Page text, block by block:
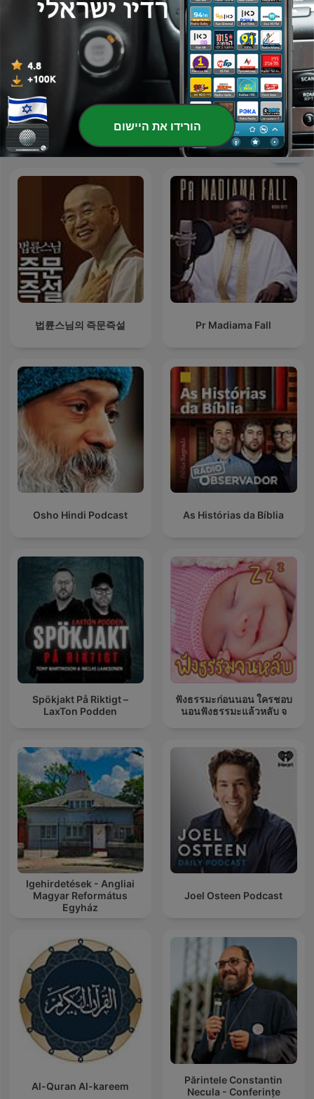
Dante Gebel Live סיפורי תנ”ך לילדים
פודקאסטים בינלאומיים בנושא דת ורוחניות
Pr Madiama Fall
법륜스님의 즉문즉설
As Histórias da Bíblia
Osho Hindi Podcast
ฟังธรรมะก่อนนอน ใครชอบ
นอนฟังธรรมะแล้วหลับ จ
Spökjakt På Riktigt –
LaxTon Podden
Joel Osteen Podcast
Igehirdetések - Angliai
Magyar Református
Egyház
Părintele Constantin
Necula - Conferințe
Al-Quran Al-kareem
הורידו את היישום